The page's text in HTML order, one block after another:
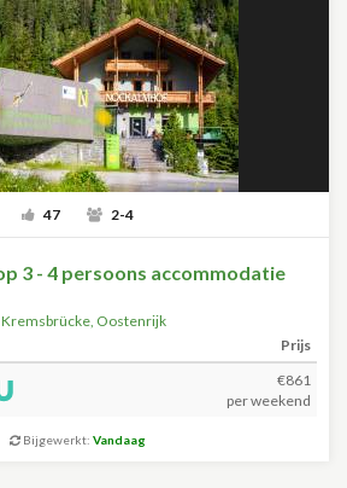
47 2-4
3 - 4 persoons accommodatie
Kremsbrücke, Oostenrijk
Prijs
€861
per weekend
Bijgewerkt: Vandaag